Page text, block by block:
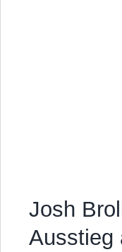
Josh
Ausstieg